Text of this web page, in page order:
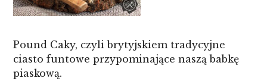
Pound Caky, czyli brytyjskiem tradycyjne
ciasto funtowe przypominające naszą babkę
piaskową.